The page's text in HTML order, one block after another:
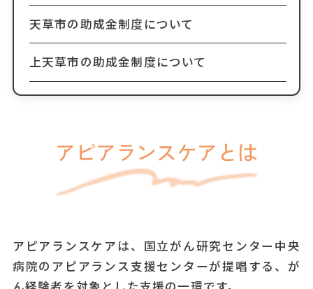
天草市の助成金制度について
上天草市の助成金制度について
アピアランスケアとは
アピアランスケアは、国立がん研究センター中央
病院のアピアランス支援センターが提唱する、が